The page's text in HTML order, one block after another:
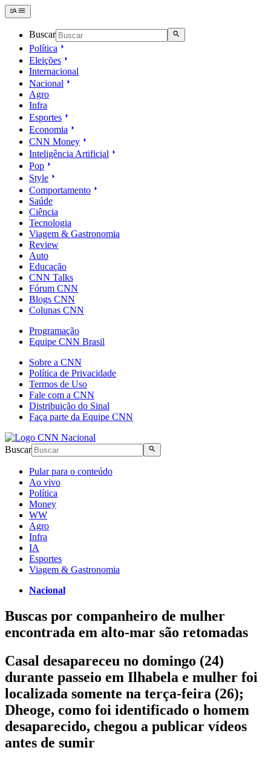
Buscar
Política
Eleições
Internacional
Nacional
Agro
Infra
Esportes
Economia
CNN Money
Inteligência Artificial
Pop
Style
Comportamento
Saúde
Ciência
Tecnologia
Viagem & Gastronomia
Review
Auto
Educação
CNN Talks
Fórum CNN
Blogs CNN
Colunas CNN
Programação
Equipe CNN Brasil
Sobre a CNN
Política de Privacidade
Termos de Uso
Fale com a CNN
Distribuição do Sinal
Faça parte da Equipe CNN
Buscar
Pular para o conteúdo
Ao vivo
Política
Money
WW
Agro
Infra
IA
Esportes
Viagem & Gastronomia
Nacional
Buscas por companheiro de mulher
encontrada em alto-mar são retomadas
Casal desapareceu no domingo (24)
durante passeio em Ilhabela e mulher foi
localizada somente na terça-feira (26);
Dheoge, como foi identificado o homem
desaparecido, chegou a publicar vídeos
antes de sumir